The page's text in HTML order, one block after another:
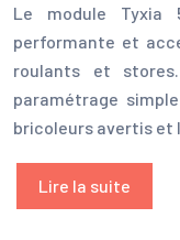
Le module Tyxia
performante et
roulants et
paramétrage
bricoleurs avertis et
Lire la suite